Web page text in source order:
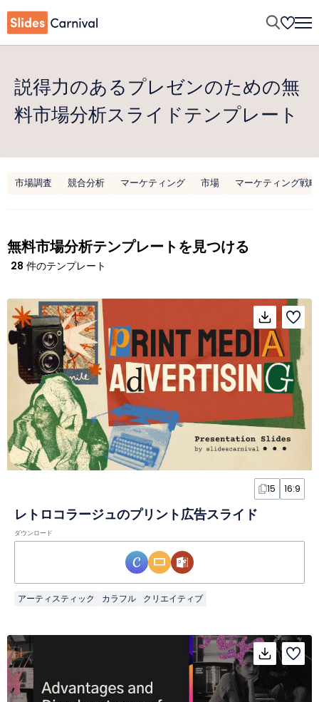
説得力のあるプレゼンのための無
料市場分析スライドテンプレート
市場調査 競合分析 マーケティング 市場 マーケティング戦略
無料市場分析テンプレートを見つける
28 件のテンプレート
15 16:9
レトロコラージュのプリント広告スライド
ダウンロード
アーティスティック カラフル クリエイティブ